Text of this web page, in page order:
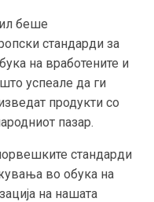
беше
стандарди за
на вработените и
успеале да ги
продукти со
пазар.
стандарди
во обука на
на нашата